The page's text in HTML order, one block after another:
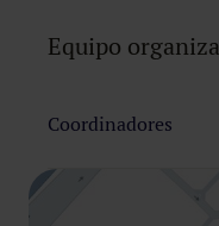
Equipo
Coordinadores
Dr. Antonio Cubillo